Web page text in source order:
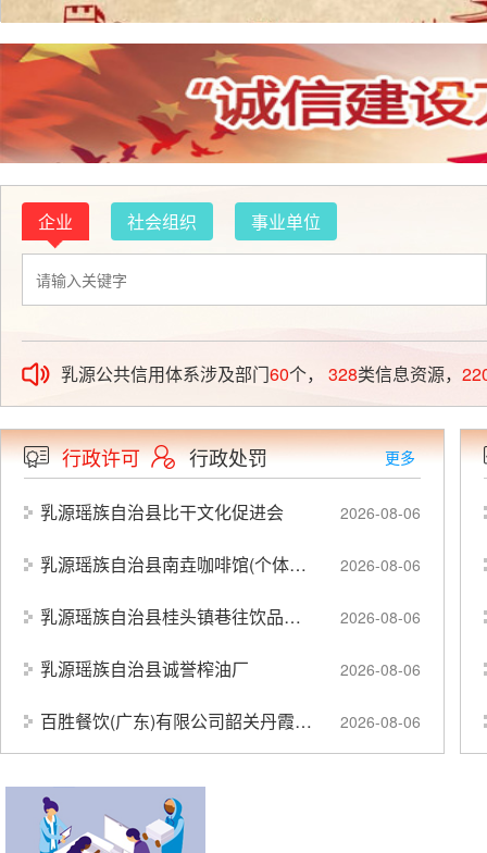
企业 社会组织 事业单位
乳源公共信用体系涉及部门60个， 328类信息资源，
行政许可 行政处罚 更多
乳源瑶族自治县比干文化促进会 2026-08-06
乳源瑶族自治县南垚咖啡馆(个体工商户) 2026-08-06
乳源瑶族自治县桂头镇巷往饮品店(个体工商户) 2026-08-06
乳源瑶族自治县诚誉榨油厂 2026-08-06
百胜餐饮(广东)有限公司韶关丹霞机场肯德基咖啡馆 2026-08-06